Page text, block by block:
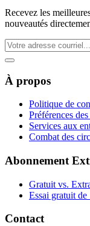
Recevez les
nouveautés
À propos
Politique de
Préférences
Services aux
Combat des
Abonnement
Gratuit vs.
Essai gratuit de
Contact